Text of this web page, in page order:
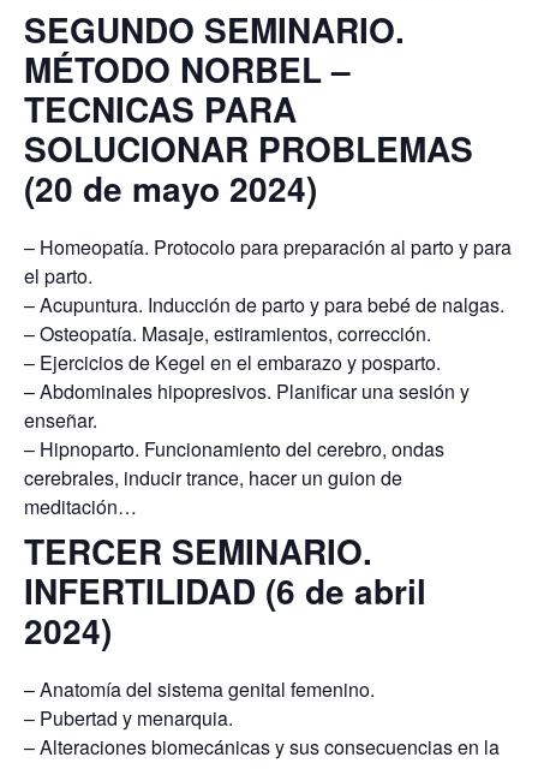
SEGUNDO SEMINARIO.
MÉTODO NORBEL –
TECNICAS PARA
SOLUCIONAR PROBLEMAS
(20 de mayo 2024)
– Homeopatía. Protocolo para preparación al parto y para
el parto.
– Acupuntura. Inducción de parto y para bebé de nalgas.
– Osteopatía. Masaje, estiramientos, corrección.
– Ejercicios de Kegel en el embarazo y posparto.
– Abdominales hipopresivos. Planificar una sesión y
enseñar.
– Hipnoparto. Funcionamiento del cerebro, ondas
cerebrales, inducir trance, hacer un guion de
meditación…
TERCER SEMINARIO.
INFERTILIDAD (6 de abril
2024)
– Anatomía del sistema genital femenino.
– Pubertad y menarquia.
– Alteraciones biomecánicas y sus consecuencias en la